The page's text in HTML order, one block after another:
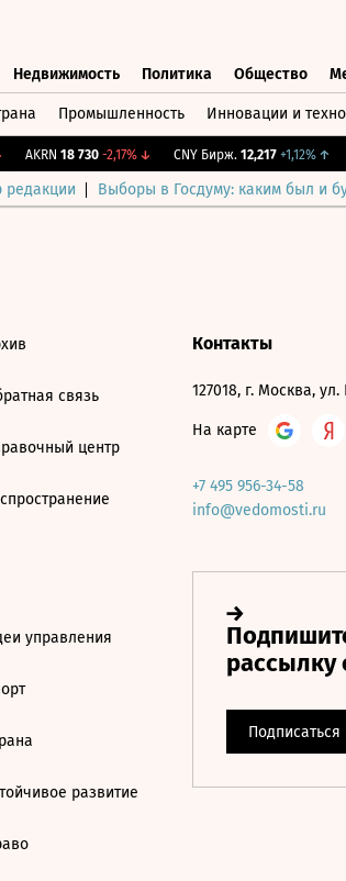
Недвижимость Политика Общество
Промышленность Инновации и
AKRN 18 730 -2,17%↓ CNY Бирж. 12,217 +1,12%↑
редакции Выборы в Госдуму: каким был и
связь
центр
управления
развитие
Контакты
127018, г. Москва,
На карте
+7 495 956-34-58
info@vedomosti.ru